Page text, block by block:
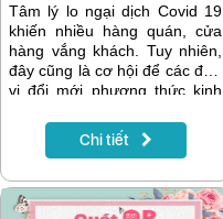
Tâm lý lo ngại dịch Covid 19
khiến nhiều hàng quán, cửa
hàng vắng khách. Tuy nhiên,
đây cũng là cơ hội để các đơn
vị đổi mới phương thức kinh
bằng các tiện ích của công
Chi tiết